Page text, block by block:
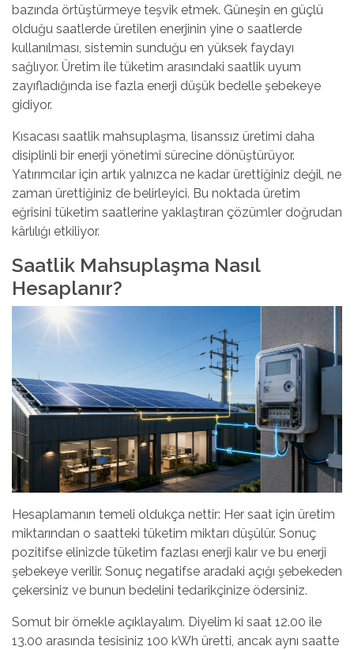
bazında örtüştürmeye teşvik etmek. Güneşin en güçlü
olduğu saatlerde üretilen enerjinin yine o saatlerde
kullanılması, sistemin sunduğu en yüksek faydayı
sağlıyor. Üretim ile tüketim arasındaki saatlik uyum
zayıfladığında ise fazla enerji düşük bedelle şebekeye
gidiyor.
Kısacası saatlik mahsuplaşma, lisanssız üretimi daha
disiplinli bir enerji yönetimi sürecine dönüştürüyor.
Yatırımcılar için artık yalnızca ne kadar ürettiğiniz değil, ne
zaman ürettiğiniz de belirleyici. Bu noktada üretim
eğrisini tüketim saatlerine yaklaştıran çözümler doğrudan
kârlılığı etkiliyor.
Saatlik Mahsuplaşma Nasıl
Hesaplanır?
Hesaplamanın temeli oldukça nettir: Her saat için üretim
miktarından o saatteki tüketim miktarı düşülür. Sonuç
pozitifse elinizde tüketim fazlası enerji kalır ve bu enerji
şebekeye verilir. Sonuç negatifse aradaki açığı şebekeden
çekersiniz ve bunun bedelini tedarikçinize ödersiniz.
Somut bir örnekle açıklayalım. Diyelim ki saat 12.00 ile
13.00 arasında tesisiniz 100 kWh üretti, ancak aynı saatte